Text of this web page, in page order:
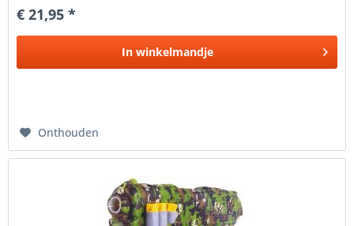
€ 21,95 *
In winkelmandje
Onthouden